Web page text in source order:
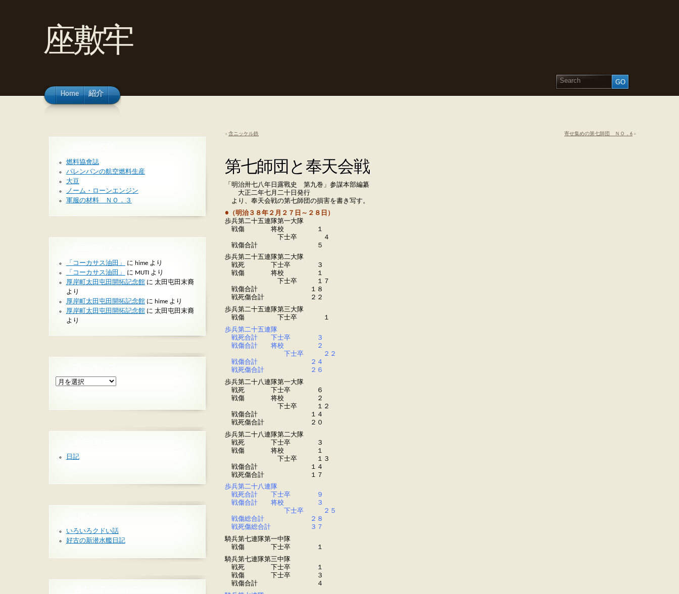
座敷牢
Home 紹介
« 含ニッケル鉄 寄せ集めの第七師団 ＮＯ．6 »
第七師団と奉天会戦
「明治卅七八年日露戰史 第九巻」参謀本部編纂
大正二年七月二十日発行
より、奉天会戦の第七師団の損害を書き写す。
●（明治３８年２月２７日～２８日）
歩兵第二十五連隊第一大隊
戦傷 将校 １
下士卒 ４
戦傷合計 ５
歩兵第二十五連隊第二大隊
戦死 下士卒 ３
戦傷 将校 １
下士卒 １７
戦傷合計 １８
戦死傷合計 ２２
歩兵第二十五連隊第三大隊
戦傷 下士卒 １
歩兵第二十五連隊
戦死合計 下士卒 ３
戦傷合計 将校 ２
下士卒 ２２
戦傷合計 ２４
戦死傷合計 ２６
歩兵第二十八連隊第一大隊
戦死 下士卒 ６
戦傷 将校 ２
下士卒 １２
戦傷合計 １４
戦死傷合計 ２０
歩兵第二十八連隊第二大隊
戦死 下士卒 ３
戦傷 将校 １
下士卒 １３
戦傷合計 １４
戦死傷合計 １７
歩兵第二十八連隊
戦死合計 下士卒 ９
戦傷合計 将校 ３
下士卒 ２５
戦傷総合計 ２８
戦死傷総合計 ３７
騎兵第七連隊第一中隊
戦傷 下士卒 １
騎兵第七連隊第三中隊
戦死 下士卒 １
戦傷 下士卒 ３
戦傷合計 ４
燃料協會誌
パレンバンの航空燃料生産
大豆
ノーム・ローンエンジン
軍服の材料 ＮＯ．３
「コーカサス油田」 に himeより
「コーカサス油田」
に MUTIより
厚岸町太田屯田開拓記念館に 太田屯田末裔
より
厚岸町太田屯田開拓記念館に himeより
厚岸町太田屯田開拓記念館に 太田屯田末裔
より
ア
日記
いろいろクドい話
好古の新潜水艦日記